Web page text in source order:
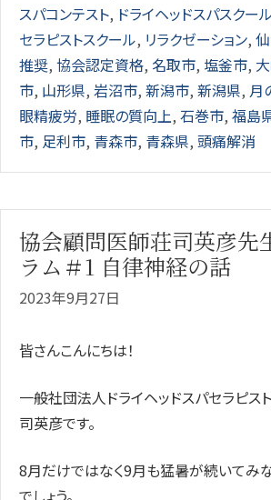
スパコンテスト, ドライヘッドスパスクール
セラピストスクール, リラクゼーション,
推奨, 協会認定資格, 名取市, 塩釜市,
市, 山形県, 岩沼市, 新潟市, 新潟県, 月
眼精疲労, 睡眠の質向上, 石巻市, 福島
市, 足利市, 青森市, 青森県, 頭痛解消
協会顧問医師荘司英彦先
ラム＃1 自律神経の話
2023年9月27日
皆さんこんにちは！
一般社団法人ドライヘッドスパセラピ
司英彦です。
8月だけではなく9月も猛暑が続いてみ
でしょう。